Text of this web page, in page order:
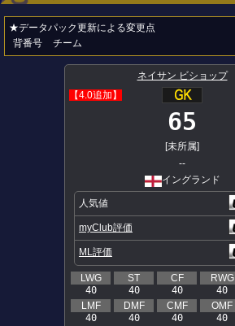
★データパック更新による変更点
背番号
チーム
ネイサン ビショップ
【4.0追加】
65
[未所属]
--
イングランド
人気値
myClub評価
ML評価
LWG
40
ST
40
CF
40
RWG
40
LMF
40
DMF
40
CMF
40
OMF
40